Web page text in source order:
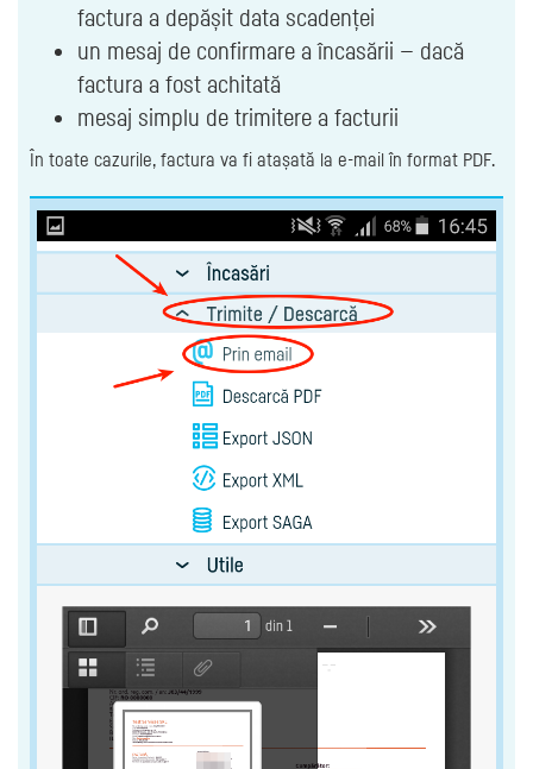
factura a depășit data scadenței
un mesaj de confirmare a încasării — dacă
factura a fost achitată
mesaj simplu de trimitere a facturii
În toate cazurile, factura va fi atașată la e-mail în format PDF.